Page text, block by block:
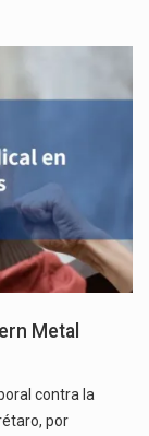
Metal
contra la
por